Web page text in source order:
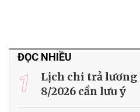
ĐỌC NHIỀU
1
Lịch chi trả lương
8/2026 cần lưu ý